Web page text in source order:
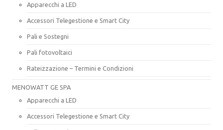
Apparecchi a LED
Accessori Telegestione e Smart City
Pali e Sostegni
Pali fotovoltaici
Rateizzazione – Termini e Condizioni
MENOWATT GE SPA
Apparecchi a LED
Accessori Telegestione e Smart City